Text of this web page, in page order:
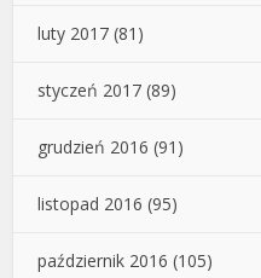
luty 2017 (81)
styczeń 2017 (89)
grudzień 2016 (91)
listopad 2016 (95)
październik 2016 (105)